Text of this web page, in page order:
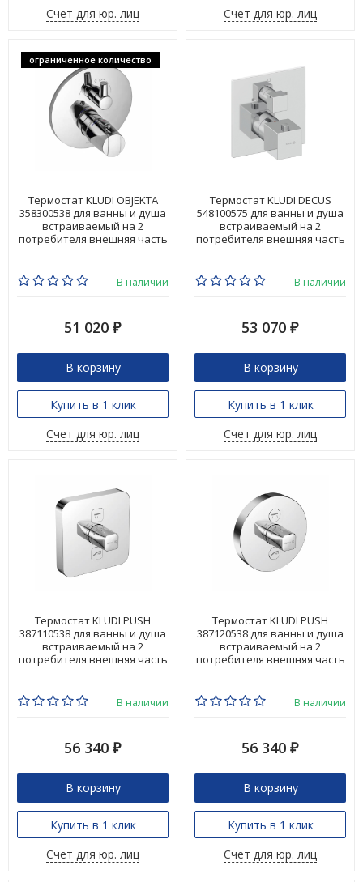
Счет для юр. лиц
Счет для юр. лиц
ограниченное количество
Термостат KLUDI OBJEKTA
358300538 для ванны и душа
встраиваемый на 2
потребителя внешняя часть
В наличии
51 020 ₽
В корзину
Купить в 1 клик
Счет для юр. лиц
Термостат KLUDI DECUS
548100575 для ванны и душа
встраиваемый на 2
потребителя внешняя часть
В наличии
53 070 ₽
В корзину
Купить в 1 клик
Счет для юр. лиц
Термостат KLUDI PUSH
387110538 для ванны и душа
встраиваемый на 2
потребителя внешняя часть
В наличии
56 340 ₽
В корзину
Купить в 1 клик
Счет для юр. лиц
Термостат KLUDI PUSH
387120538 для ванны и душа
встраиваемый на 2
потребителя внешняя часть
В наличии
56 340 ₽
В корзину
Купить в 1 клик
Счет для юр. лиц